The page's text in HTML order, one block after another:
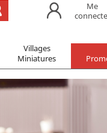
Me
Villages
Miniatures